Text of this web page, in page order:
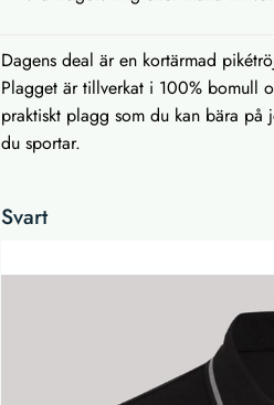
Dagens deal är en kortärmad
Plagget är tillverkat i 100% bomull
praktiskt plagg som du kan bära
du sportar.
Svart